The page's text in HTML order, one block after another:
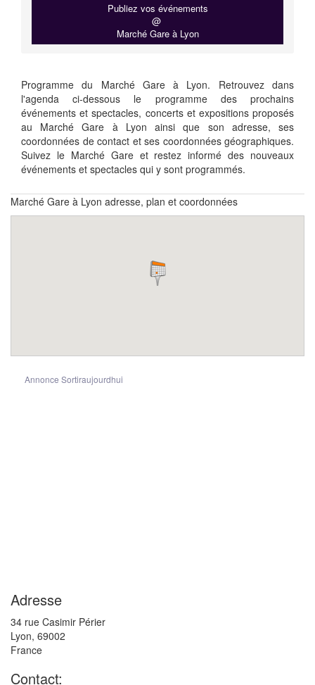
Publiez vos événements
@
Marché Gare à Lyon
Programme du Marché Gare à Lyon. Retrouvez dans
l'agenda ci-dessous le programme des prochains
événements et spectacles, concerts et expositions proposés
au Marché Gare à Lyon ainsi que son adresse, ses
coordonnées de contact et ses coordonnées géographiques.
Suivez le Marché Gare et restez informé des nouveaux
événements et spectacles qui y sont programmés.
Marché Gare à Lyon adresse, plan et coordonnées
Annonce Sortiraujourdhui
Adresse
34 rue Casimir Périer
Lyon, 69002
France
Contact: